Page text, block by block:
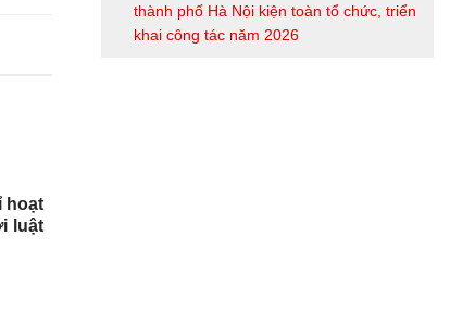
hoạt
luật
thành phố Hà Nội kiện toàn tổ chức, triển
khai công tác năm 2026